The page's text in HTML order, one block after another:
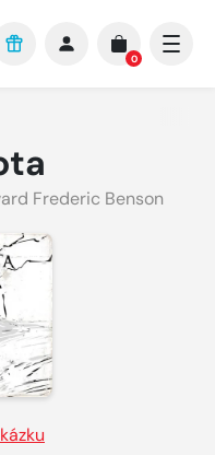
0
Frederic Benson